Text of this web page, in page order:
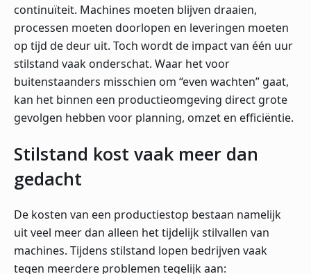
continuïteit. Machines moeten blijven draaien,
processen moeten doorlopen en leveringen moeten
op tijd de deur uit. Toch wordt de impact van één uur
stilstand vaak onderschat. Waar het voor
buitenstaanders misschien om “even wachten” gaat,
kan het binnen een productieomgeving direct grote
gevolgen hebben voor planning, omzet en efficiëntie.
Stilstand kost vaak meer dan
gedacht
De kosten van een productiestop bestaan namelijk
uit veel meer dan alleen het tijdelijk stilvallen van
machines. Tijdens stilstand lopen bedrijven vaak
tegen meerdere problemen tegelijk aan: